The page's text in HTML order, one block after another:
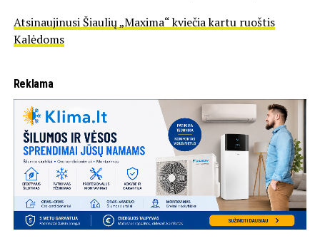
Atsinaujinusi Šiaulių „Maxima“ kviečia kartu ruoštis
Kalėdoms
Reklama